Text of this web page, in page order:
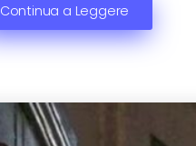
Continua a Leggere